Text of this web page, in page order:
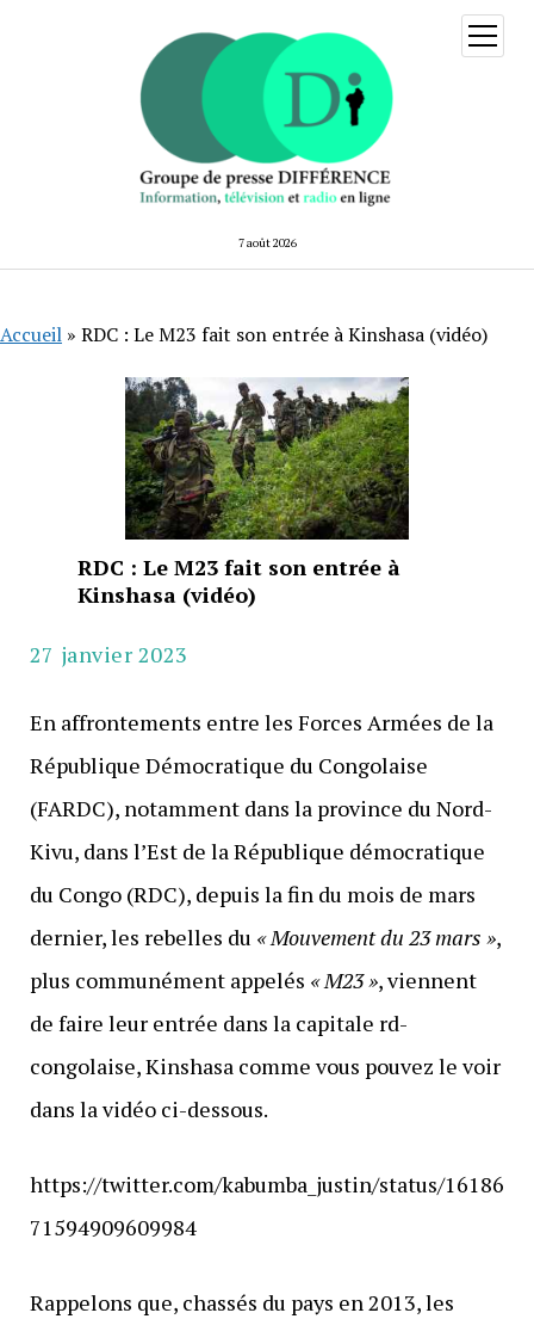
7 août 2026
ouvrir
menu
Accueil » RDC : Le M23 fait son entrée à Kinshasa (vidéo)
RDC : Le M23 fait son entrée à
Kinshasa (vidéo)
27 janvier 2023
En affrontements entre les Forces Armées de la
République Démocratique du Congolaise
(FARDC), notamment dans la province du Nord-
Kivu, dans l’Est de la République démocratique
du Congo (RDC), depuis la fin du mois de mars
dernier, les rebelles du « Mouvement du 23 mars »,
plus communément appelés « M23 », viennent
de faire leur entrée dans la capitale rd-
congolaise, Kinshasa comme vous pouvez le voir
dans la vidéo ci-dessous.
https://twitter.com/kabumba_justin/status/16186
71594909609984
Rappelons que, chassés du pays en 2013, les